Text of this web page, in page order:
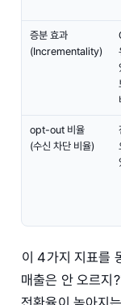
증분 효과
(Incrementality)
opt-out 비율
(수신 차단 비율)
이 4가지 지표를
매출은 안 오르지